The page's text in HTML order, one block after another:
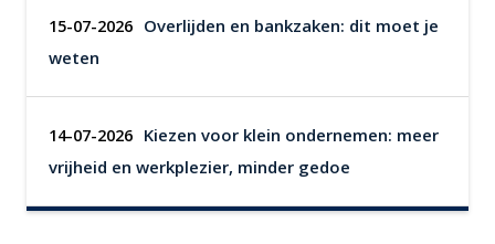
15-07-2026 Overlijden en bankzaken: dit moet je
weten
14-07-2026 Kiezen voor klein ondernemen: meer
vrijheid en werkplezier, minder gedoe